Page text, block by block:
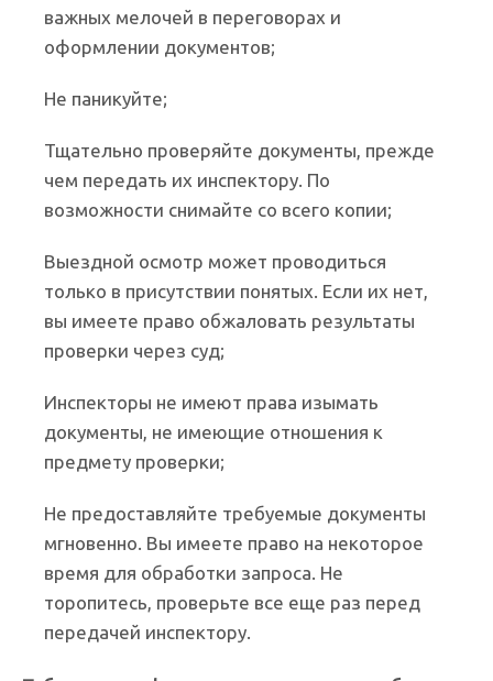
важных мелочей в переговорах и
оформлении документов;
Не паникуйте;
Тщательно проверяйте документы, прежде
чем передать их инспектору. По
возможности снимайте со всего копии;
Выездной осмотр может проводиться
только в присутствии понятых. Если их нет,
вы имеете право обжаловать результаты
проверки через суд;
Инспекторы не имеют права изымать
документы, не имеющие отношения к
предмету проверки;
Не предоставляйте требуемые документы
мгновенно. Вы имеете право на некоторое
время для обработки запроса. Не
торопитесь, проверьте все еще раз перед
передачей инспектору.